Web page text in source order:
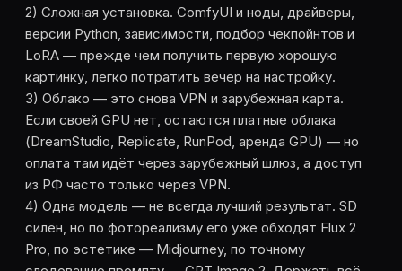
2) Сложная установка. ComfyUI и ноды, драйверы,
версии Python, зависимости, подбор чекпойнтов и
LoRA — прежде чем получить первую хорошую
картинку, легко потратить вечер на настройку.
3) Облако — это снова VPN и зарубежная карта.
Если своей GPU нет, остаются платные облака
(DreamStudio, Replicate, RunPod, аренда GPU) — но
оплата там идёт через зарубежный шлюз, а доступ
из РФ часто только через VPN.
4) Одна модель — не всегда лучший результат. SD
силён, но по фотореализму его уже обходят Flux 2
Pro, по эстетике — Midjourney, по точному